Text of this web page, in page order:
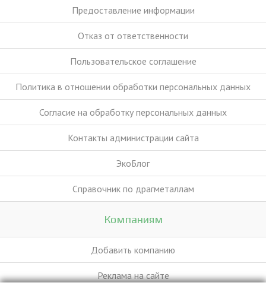
Предоставление информации
Отказ от ответственности
Пользовательское соглашение
Политика в отношении обработки персональных данных
Согласие на обработку персональных данных
Контакты администрации сайта
ЭкоБлог
Справочник по драгметаллам
Компаниям
Добавить компанию
Реклама на сайте